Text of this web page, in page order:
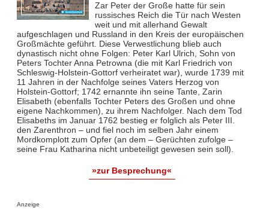
Zar Peter der Große hatte für sein
russisches Reich die Tür nach Westen
weit und mit allerhand Gewalt
aufgeschlagen und Russland in den Kreis der europäischen
Großmächte geführt. Diese Verwestlichung blieb auch
dynastisch nicht ohne Folgen: Peter Karl Ulrich, Sohn von
Peters Tochter Anna Petrowna (die mit Karl Friedrich von
Schleswig-Holstein-Gottorf verheiratet war), wurde 1739 mit
11 Jahren in der Nachfolge seines Vaters Herzog von
Holstein-Gottorf; 1742 ernannte ihn seine Tante, Zarin
Elisabeth (ebenfalls Tochter Peters des Großen und ohne
eigene Nachkommen), zu ihrem Nachfolger. Nach dem Tod
Elisabeths im Januar 1762 bestieg er folglich als Peter III.
den Zarenthron – und fiel noch im selben Jahr einem
Mordkomplott zum Opfer (an dem – Gerüchten zufolge –
seine Frau Katharina nicht unbeteiligt gewesen sein soll).
»zur Besprechung«
Anzeige